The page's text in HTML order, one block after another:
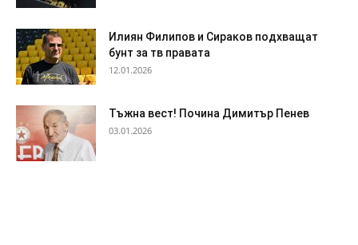
Илиян Филипов и Сираков подхващат
бунт за тв правата
12.01.2026
Тъжна вест! Почина Димитър Пенев
03.01.2026